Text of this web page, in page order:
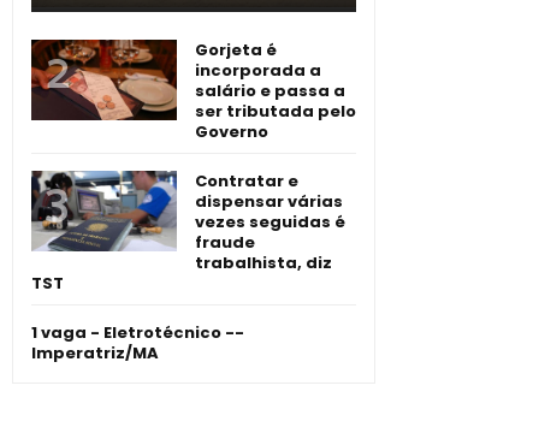
Gorjeta é
incorporada a
salário e passa a
ser tributada pelo
Governo
Contratar e
dispensar várias
vezes seguidas é
fraude
trabalhista, diz
TST
1 vaga - Eletrotécnico -­
Imperatriz/MA